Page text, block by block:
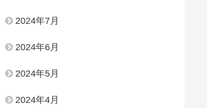
2024年7月
2024年6月
2024年5月
2024年4月